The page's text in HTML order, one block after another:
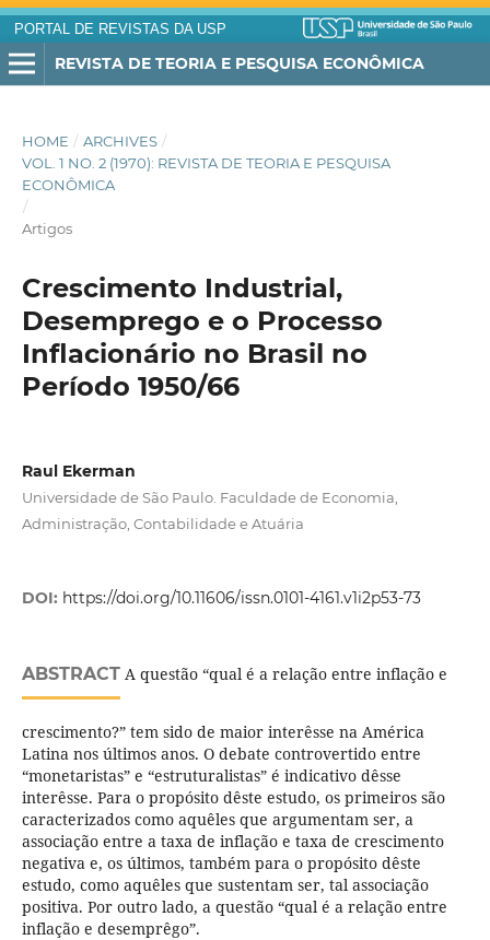
PORTAL DE REVISTAS DA USP
REVISTA DE TEORIA E PESQUISA ECONÔMICA
HOME / ARCHIVES /
VOL. 1 NO. 2 (1970): REVISTA DE TEORIA E PESQUISA
ECONÔMICA
/
Artigos
Crescimento Industrial,
Desemprego e o Processo
Inflacionário no Brasil no
Período 1950/66
Raul Ekerman
Universidade de São Paulo. Faculdade de Economia,
Administração, Contabilidade e Atuária
DOI: https://doi.org/10.11606/issn.0101-4161.v1i2p53-73
ABSTRACTA questão “qual é a relação entre inflação e
crescimento?” tem sido de maior interêsse na América
Latina nos últimos anos. O debate controvertido entre
“monetaristas” e “estruturalistas” é indicativo dêsse
interêsse. Para o propósito dêste estudo, os primeiros são
caracterizados como aquêles que argumentam ser, a
associação entre a taxa de inflação e taxa de crescimento
negativa e, os últimos, também para o propósito dêste
estudo, como aquêles que sustentam ser, tal associação
positiva. Por outro lado, a questão “qual é a relação entre
inflação e desemprêgo”.